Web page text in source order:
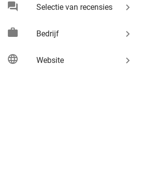
chat Selectie van recensies keyboard_arrow_right
work Bedrijf keyboard_arrow_right
language Website keyboard_arrow_right